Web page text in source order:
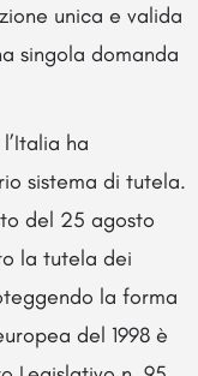
unica e valida
singola domanda
ha
sistema di tutela.
del 25 agosto
la tutela dei
la forma
del 1998 è